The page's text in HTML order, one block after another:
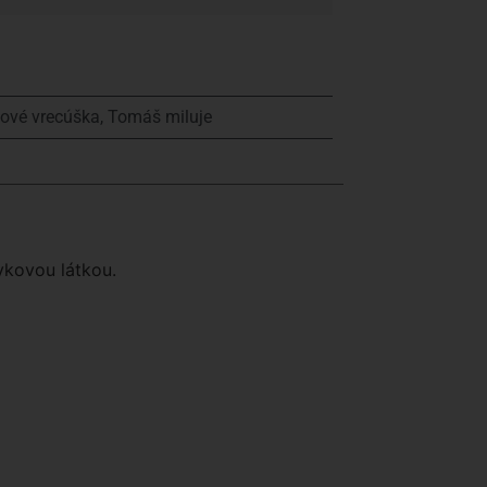
vrecúška, Tomáš miluje
látkou.